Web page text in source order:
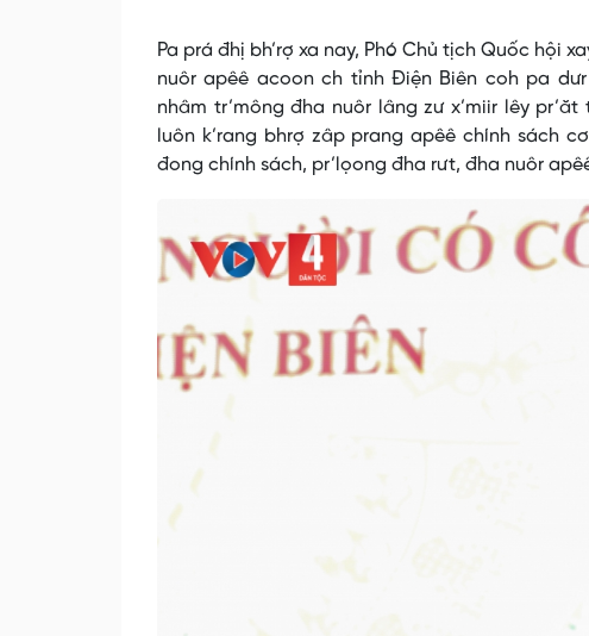
Pa prá đhị bh’rợ xa nay, Phó Chủ tịch Quốc hội
nuôr apêê acoon ch tỉnh Điện Biên coh pa dưr
nhâm tr’mông đha nuôr lâng zư x’miir lêy
luôn k’rang bhrợ zâp prang apêê chính sách
đong chính sách, pr’lọong đha rưt, đha nuôr